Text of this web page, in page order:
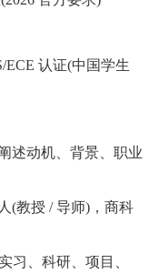
认证(中国学生
述动机、背景、职业
教授 / 导师)，商科
、科研、项目、